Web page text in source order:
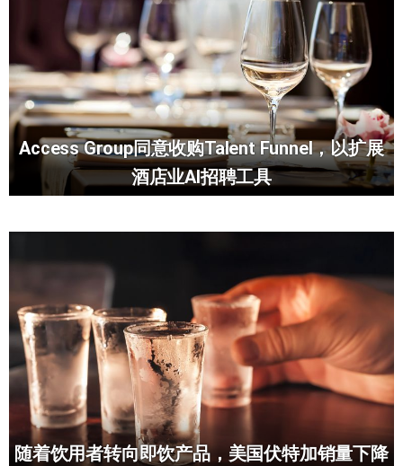
Access Group同意收购Talent Funnel，以扩展
酒店业AI招聘工具
随着饮用者转向即饮产品，美国伏特加销量下降